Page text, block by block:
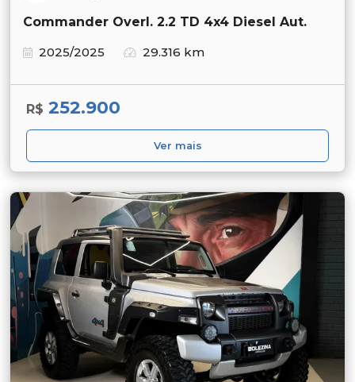
Commander Overl. 2.2 TD 4x4 Diesel Aut.
2025/2025
29.316 km
R$ 252.900
Ver mais